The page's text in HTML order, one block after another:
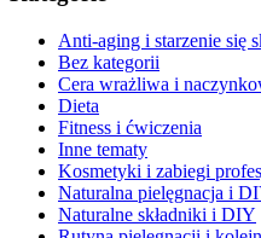
Anti-aging i starzenie się
Bez kategorii
Cera wrażliwa i
Dieta
Fitness i ćwiczenia
Inne tematy
Kosmetyki i zabiegi
Naturalna pielęgnacja i
Naturalne składniki i DIY